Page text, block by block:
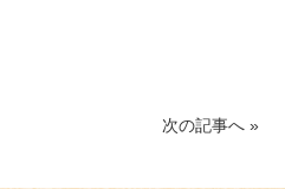
次の記事へ »